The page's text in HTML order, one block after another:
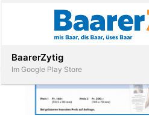
BaarerZytig
Im Google Play Store